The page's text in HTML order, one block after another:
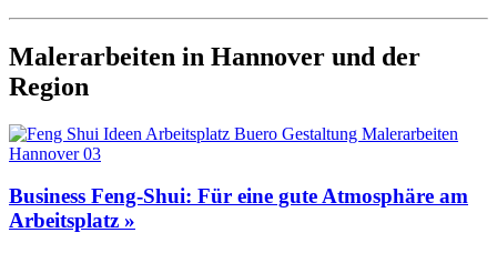
Malerarbeiten in Hannover und der
Region
Business Feng-Shui: Für eine gute Atmosphäre am
Arbeitsplatz »